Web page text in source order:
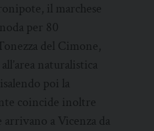
il marchese
per 80
del Cimone,
naturalistica
poi la
coincide inoltre
a Vicenza da